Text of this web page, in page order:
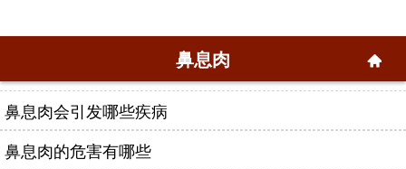
鼻息肉
鼻息肉会引发哪些疾病
鼻息肉的危害有哪些